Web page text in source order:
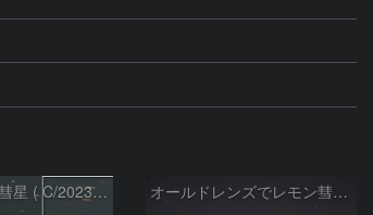
パンスターズ彗星 ( C/2023R1 ) ：2026/05/30 オールドレンズでレモン彗星11/9